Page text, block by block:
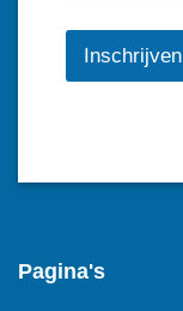
Inschrijven
Pagina's